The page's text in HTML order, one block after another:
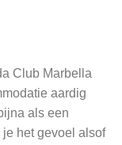
Club Marbella
aardig
als een
het gevoel alsof